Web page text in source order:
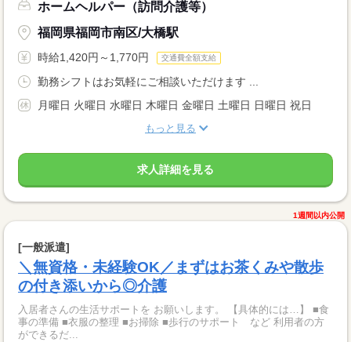
ホームヘルパー（訪問介護等）
福岡県福岡市南区/大橋駅
時給1,420円～1,770円 交通費全額支給
勤務シフトはお気軽にご相談いただけます ...
月曜日 火曜日 水曜日 木曜日 金曜日 土曜日 日曜日 祝日
もっと見る
求人詳細を見る
1週間以内公開
[一般派遣]
＼無資格・未経験OK／まずはお茶くみや散歩
の付き添いから◎介護
入居者さんの生活サポートを お願いします。 【具体的には…】 ■食
事の準備 ■衣服の整理 ■お掃除 ■歩行のサポート など 利用者の方
ができるだ...